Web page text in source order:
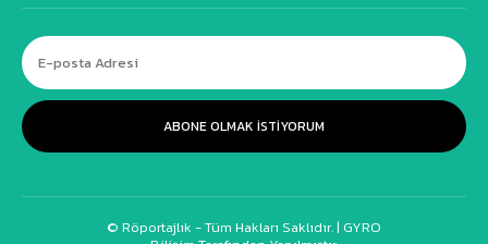
ABONE OLMAK ISTIYORUM
© Röportajlık - Tüm Hakları Saklıdır. | GYRO